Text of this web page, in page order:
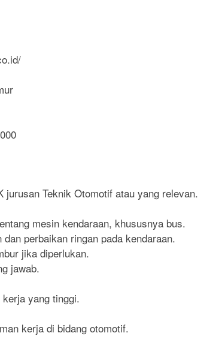
jurusan Teknik Otomotif atau yang relevan.
mesin kendaraan, khususnya bus.
perbaikan ringan pada kendaraan.
jika diperlukan.
jawab.
yang tinggi.
kerja di bidang otomotif.